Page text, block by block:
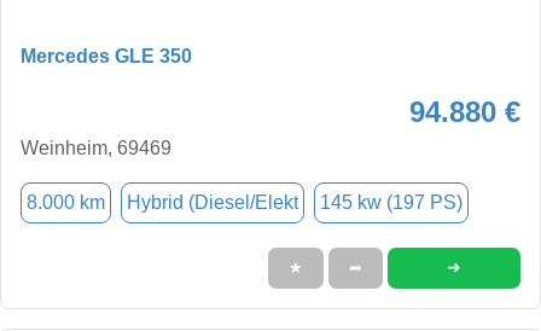
Mercedes GLE 350
94.880 €
Weinheim, 69469
8.000 km Hybrid (Diesel/Elekt 145 kw (197 PS)
★ ➦ ➜